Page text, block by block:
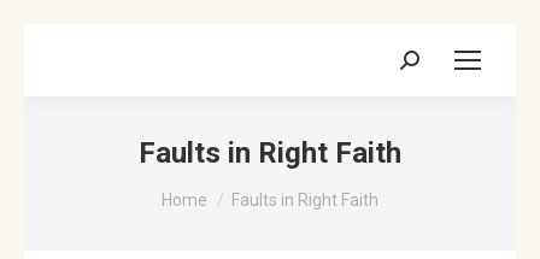
Search:
Faults in Right Faith
You are here:
Home Faults in Right Faith